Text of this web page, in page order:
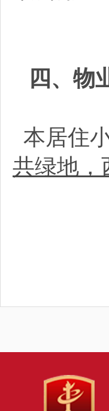
四、物
本居住
共绿地，